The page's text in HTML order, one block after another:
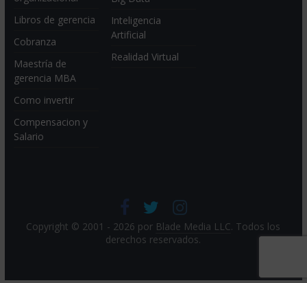
Libros de gerencia
Cobranza
Maestría de
gerencia MBA
Como invertir
Compensacion y
Salario
Inteligencia
Artificial
Realidad Virtual
Copyright © 2001 - 2026 por Blade Media LLC. Todos los
derechos reservados.